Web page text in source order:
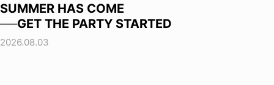
SUMMER HAS COME
──GET THE PARTY STARTED
2026.08.03